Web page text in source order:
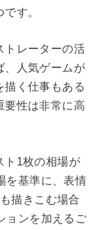
す。
トレーターの活
、人気ゲームが
描く仕事もある
要性は非常に高
ト1枚の相場が
を基準に、表情
描きこむ場合
ョンを加えるご